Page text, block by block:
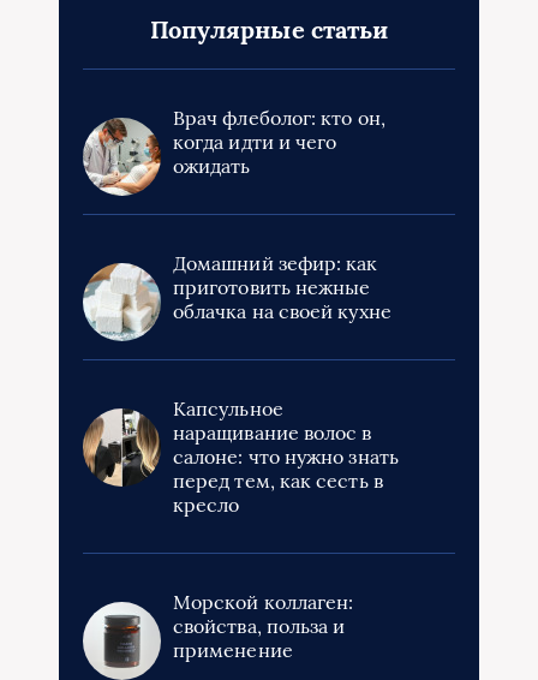
Популярные статьи
Врач флеболог: кто он,
когда идти и чего
ожидать
Домашний зефир: как
приготовить нежные
облачка на своей кухне
Капсульное
наращивание волос в
салоне: что нужно знать
перед тем, как сесть в
кресло
Морской коллаген:
свойства, польза и
применение